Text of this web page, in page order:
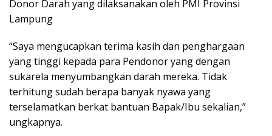
Donor Darah yang dilaksanakan oleh PMI Provinsi
Lampung
“Saya mengucapkan terima kasih dan penghargaan
yang tinggi kepada para Pendonor yang dengan
sukarela menyumbangkan darah mereka. Tidak
terhitung sudah berapa banyak nyawa yang
terselamatkan berkat bantuan Bapak/Ibu sekalian,”
ungkapnya.